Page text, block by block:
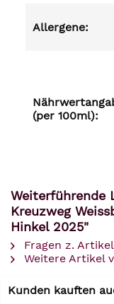
Allergene:
(per 100ml):
Weiterführende
Kreuzweg
Hinkel 2025"
Fragen z.
Weitere Artikel
Kunden kauften